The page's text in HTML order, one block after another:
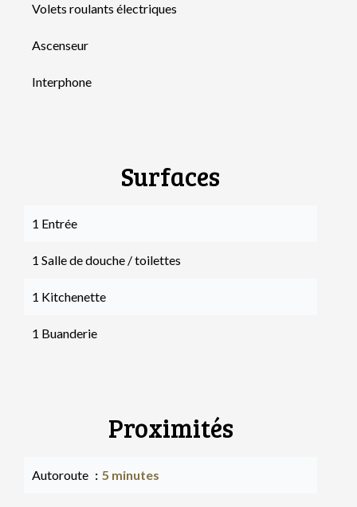
Volets roulants électriques
Ascenseur
Interphone
Surfaces
1 Entrée
1 Salle de douche / toilettes
1 Kitchenette
1 Buanderie
Proximités
Autoroute 5 minutes